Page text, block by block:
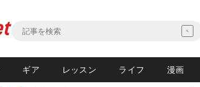
ギア レッスン ライフ 漫画